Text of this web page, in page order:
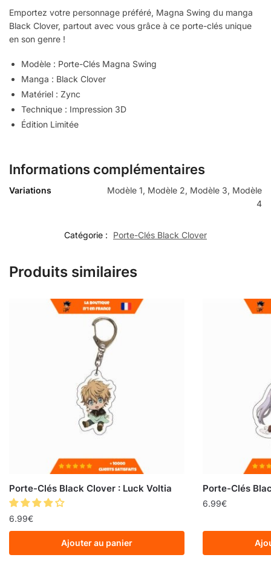
Emportez votre personnage préféré, Magna Swing du manga
Black Clover, partout avec vous grâce à ce porte-clés unique
en son genre !
Modèle : Porte-Clés Magna Swing
Manga : Black Clover
Matériel : Zync
Technique : Impression 3D
Édition Limitée
Informations complémentaires
Variations
Modèle 1, Modèle 2, Modèle 3, Modèle
4
Catégorie : Porte-Clés Black Clover
Produits similaires
Porte-Clés Black Clover : Luck Voltia
6.99€
Ajouter au panier
Porte-Clés
6.99€